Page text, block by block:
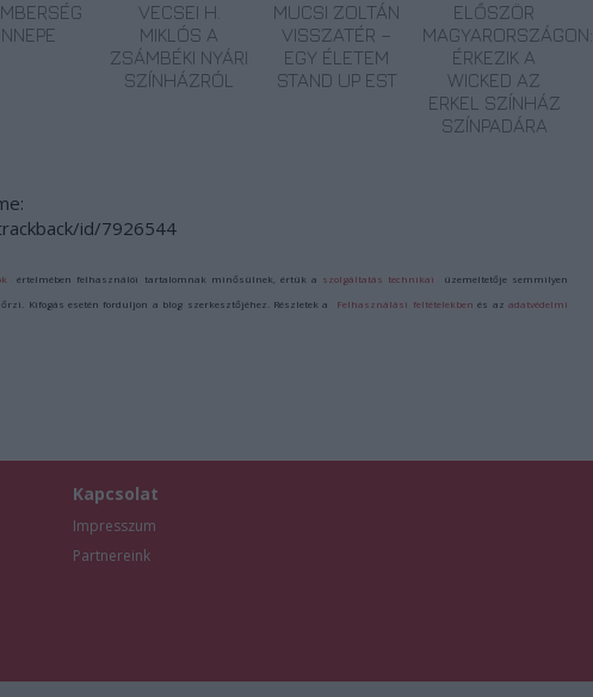
VECSEI H.
MIKLÓS A
ZSÁMBÉKI NYÁRI
SZÍNHÁZRÓL
MUCSI ZOLTÁN
VISSZATÉR –
EGY ÉLETEM
STAND UP EST
ELŐSZÖR
MAGYARORSZÁGON:
ÉRKEZIK A
WICKED AZ
ERKEL SZÍNHÁZ
SZÍNPADÁRA
id/7926544
értelmében felhasználói tartalomnak minősülnek, értük a szolgáltatás technikai üzemeltetője semmilyen
Kifogás esetén forduljon a blog szerkesztőjéhez. Részletek a Felhasználási feltételekben és azadatvédelmi
Kapcsolat
Impresszum
Partnereink